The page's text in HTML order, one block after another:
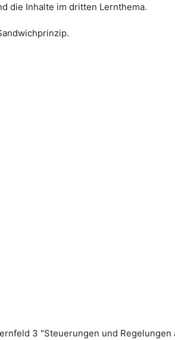
die Inhalte im dritten Lernthema.
3 "Steuerungen und